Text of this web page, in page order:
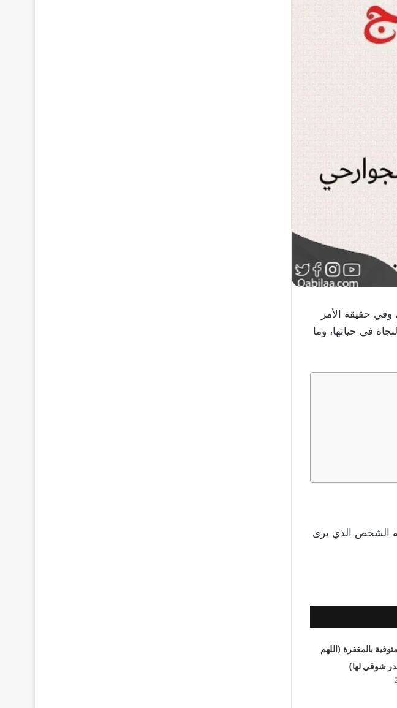
وفي حقيقة الأمر
في حياتها، وما
الشخص الذي يرى
بالمغفرة (اللهم
شوقي لها)